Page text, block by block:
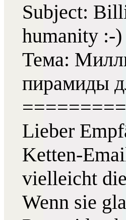
Subject:
humanity :-)
Тема:
пирамиды
Lieber
Ketten-
vielleicht
Wenn sie